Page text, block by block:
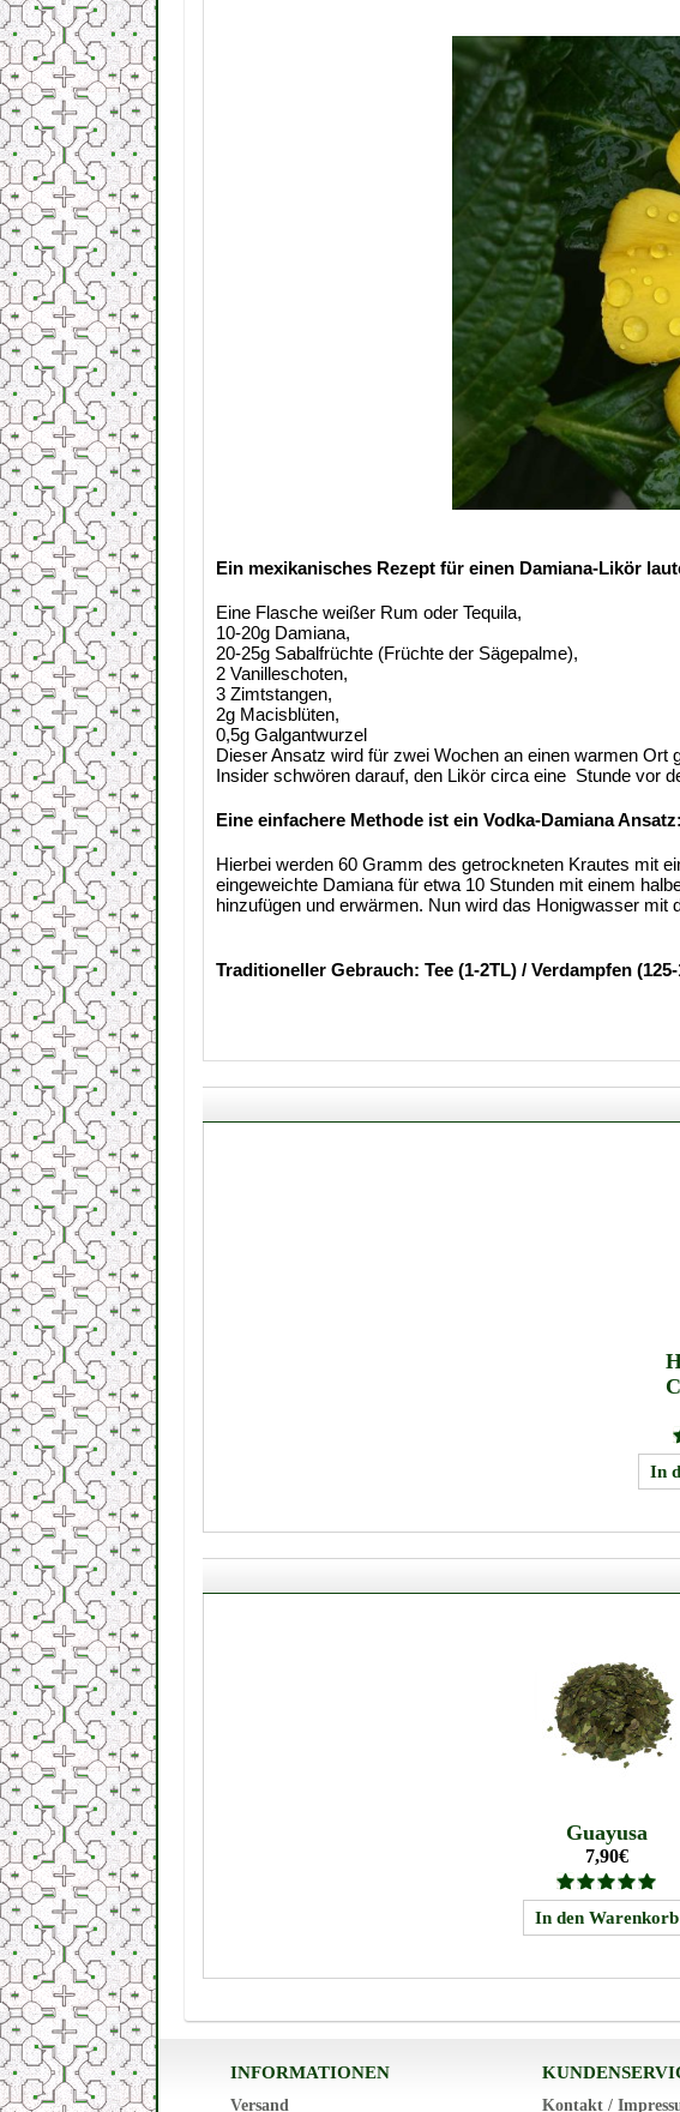
Ein mexikanisches Rezept für einen Damiana-Likör
Eine Flasche weißer Rum oder Tequila,
10-20g Damiana,
20-25g Sabalfrüchte (Früchte der Sägepalme),
2 Vanilleschoten,
3 Zimtstangen,
2g Macisblüten,
0,5g Galgantwurzel
Dieser Ansatz wird für zwei Wochen an einen warmen Ort
Insider schwören darauf, den Likör circa eine Stunde vor
Eine einfachere Methode ist ein Vodka-Damiana Ansatz:
Hierbei werden 60 Gramm des getrockneten Krautes mit
eingeweichte Damiana für etwa 10 Stunden mit einem
hinzufügen und erwärmen. Nun wird das Honigwasser
Traditioneller Gebrauch: Tee (1-2TL) / Verdampfen (125-
Guayusa
7,90€
INFORMATIONEN
Versand Kontakt /